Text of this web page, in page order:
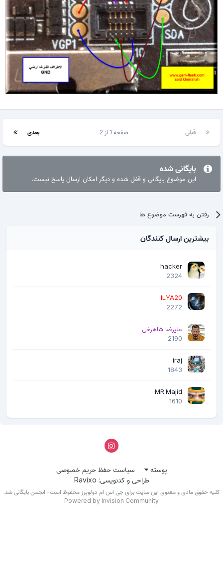
قبلی بعدی صفحه 1 از 2
بایگانی شده
این موضوع بایگانی و قفل شده و دیگر امکان ارسال پاسخ نیست.
رفتن به فهرست موضوع ها
بیشترین ارسال کنندگان
hacker
2324
ILYA20
2272
علیرضا شاهرخی
2190
iraj
1843
MR.Majid
1610
پوسته
سیاست حفظ حریم خصوصی
طراحی و کدنویسی: Ravixo
حقوق مادی و معنوی این سایت برای جی اس ام دولوپرز محفوظ است- انجمن بایگانی شد.
Powered by Invision Community